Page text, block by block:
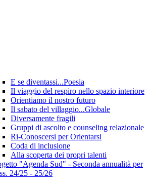
E se diventassi...Poesia
Il viaggio del respiro nello spazio interiore
Orientiamo il nostro futuro
Il sabato del villaggio...Globale
Diversamente fragili
Gruppi di ascolto e counseling relazionale
Ri-Conoscersi per Orientarsi
Coda di inclusione
Alla scoperta dei propri talenti
"Agenda Sud" - Seconda annualità per
24/25 - 25/26